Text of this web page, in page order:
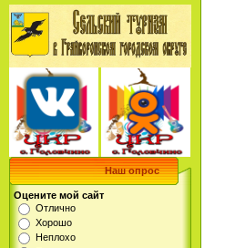
Наш опрос
Оцените мой сайт
Отлично
Хорошо
Неплохо